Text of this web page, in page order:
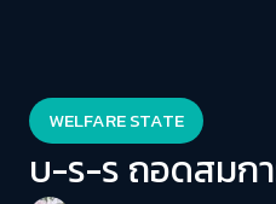
WELFARE STATE
บ-ร-ร ถอดสมก